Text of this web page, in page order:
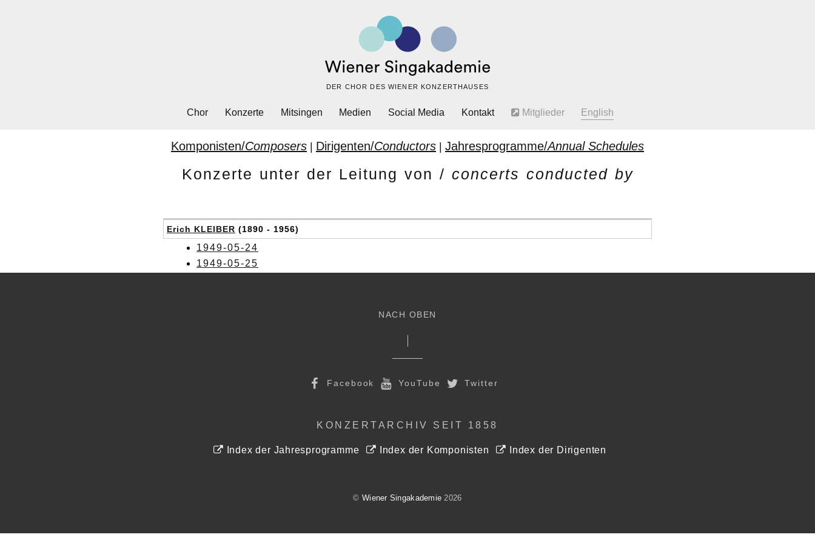
DER CHOR DES WIENER KONZERTHAUSES
Chor Konzerte Mitsingen Medien Social Media Kontakt Mitglieder English
Komponisten/Composers | Dirigenten/Conductors | Jahresprogramme/Annual Schedules
Konzerte unter der Leitung von / concerts conducted by
Erich KLEIBER (1890 - 1956)
1949-05-24
1949-05-25
NACH OBEN
Facebook YouTube Twitter
KONZERTARCHIV SEIT 1858
Index der Jahresprogramme Index der Komponisten Index der Dirigenten
©Wiener Singakademie 2026